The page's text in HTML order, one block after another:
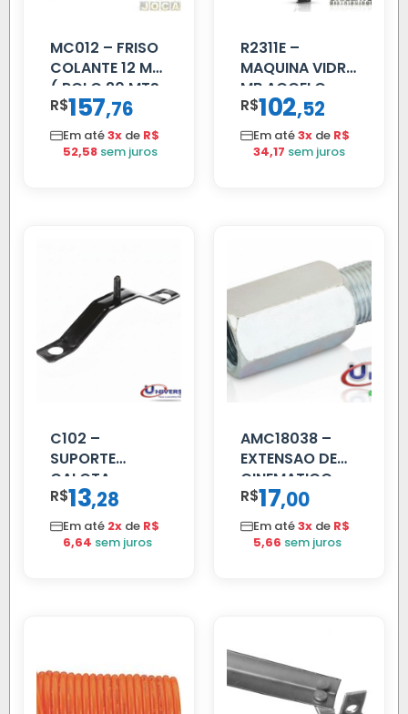
MC012 – FRISO
COLANTE 12 MM
( ROLO 20 MTS
)
R$157,76
Em até3x de R$
52,58 sem juros
R2311E –
MAQUINA VIDRO
MB ACCELO
2002 ATE 2011
S/MOTOR LE
R$102,52
Em até3x de R$
34,17 sem juros
C102 –
SUPORTE
CALOTA
DIANTEIRA
RODA 10 FUROS
R$13,28
Em até 2x de R$
6,64 sem juros
AMC18038 –
EXTENSAO DE
CINEMATICO
40MM
R$17,00
Em até3x de R$
5,66 sem juros